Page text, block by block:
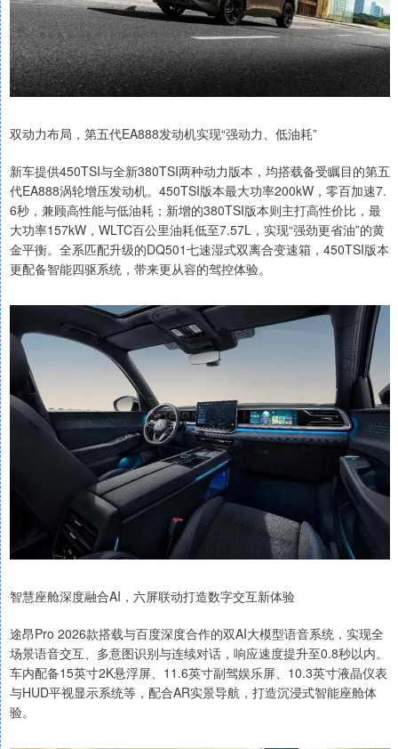
双动力布局，第五代EA888发动机实现“强动力、低油耗”
新车提供450TSI与全新380TSI两种动力版本，均搭载备受瞩目的第五
代EA888涡轮增压发动机。450TSI版本最大功率200kW，零百加速7.
6秒，兼顾高性能与低油耗；新增的380TSI版本则主打高性价比，最
大功率157kW，WLTC百公里油耗低至7.57L，实现“强劲更省油”的黄
金平衡。全系匹配升级的DQ501七速湿式双离合变速箱，450TSI版本
更配备智能四驱系统，带来更从容的驾控体验。
智慧座舱深度融合AI，六屏联动打造数字交互新体验
途昂Pro 2026款搭载与百度深度合作的双AI大模型语音系统，实现全
场景语音交互、多意图识别与连续对话，响应速度提升至0.8秒以内。
车内配备15英寸2K悬浮屏、11.6英寸副驾娱乐屏、10.3英寸液晶仪表
与HUD平视显示系统等，配合AR实景导航，打造沉浸式智能座舱体
验。